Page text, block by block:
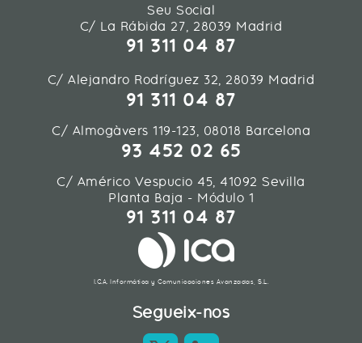
Seu Social
C/ La Rábida 27, 28039 Madrid
91 311 04 87
C/ Alejandro Rodríguez 32, 28039 Madrid
91 311 04 87
C/ Almogàvers 119-123, 08018 Barcelona
93 452 02 65
C/ Américo Vespucio 45, 41092 Sevilla
Planta Baja - Módulo 1
91 311 04 87
I.C.A. Informática y Comunicaciones Avanzadas, S.L.
Segueix-nos